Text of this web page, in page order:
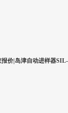
价|岛津自动进样器